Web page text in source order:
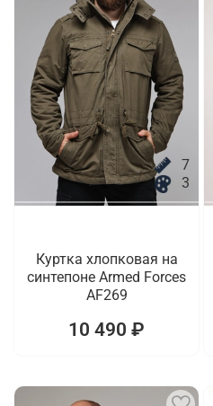
7
3
Куртка хлопковая на
синтепоне Armed Forces
AF269
10 490 ₽